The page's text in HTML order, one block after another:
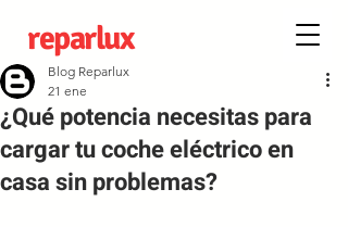
reparlux
¿Qué potencia necesitas para
cargar tu coche eléctrico en
casa sin problemas?
Blog Reparlux
21 ene